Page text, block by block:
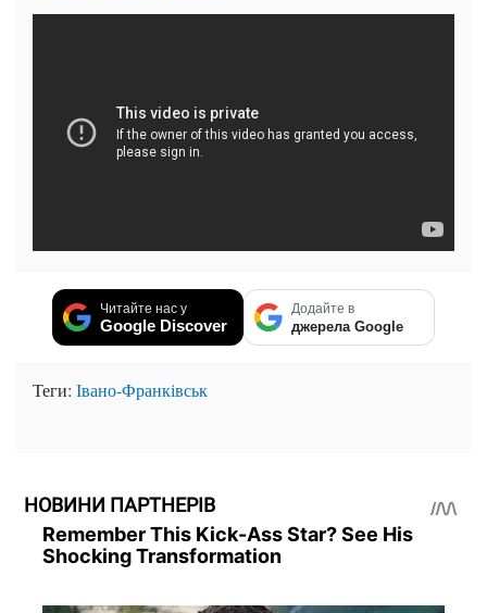
Читайте нас у
Google Discover
Додайте в
джерела Google
Теги: Івано-Франківськ
НОВИНИ ПАРТНЕРІВ
Remember This Kick-Ass Star? See His
Shocking Transformation